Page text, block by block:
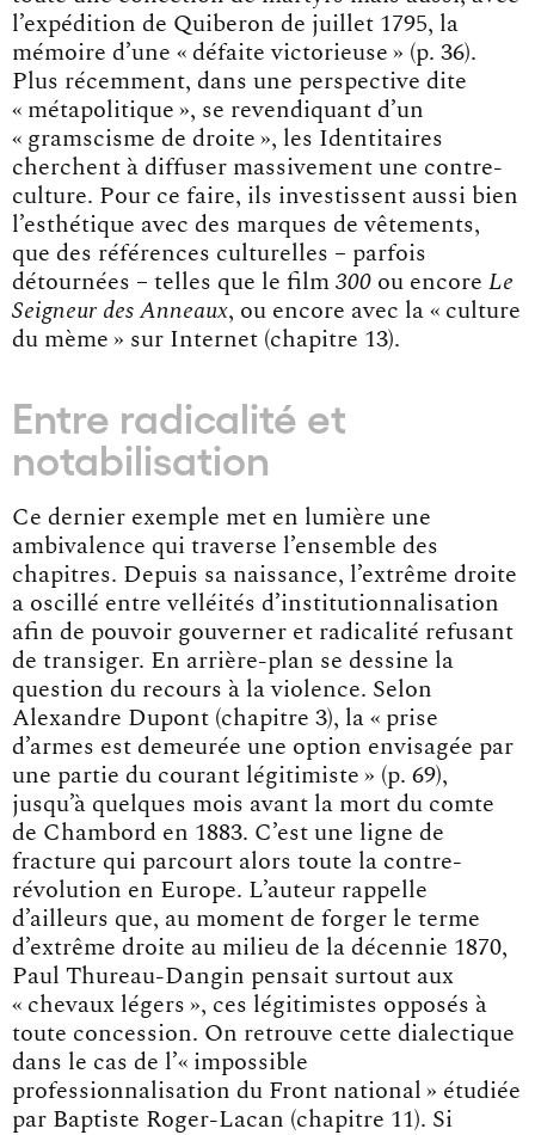
l’expédition de Quiberon de juillet 1795, la
mémoire d’une « défaite victorieuse » (p. 36).
Plus récemment, dans une perspective dite
« métapolitique », se revendiquant d’un
« gramscisme de droite », les Identitaires
cherchent à diffuser massivement une contre-
culture. Pour ce faire, ils investissent aussi bien
l’esthétique avec des marques de vêtements,
que des références culturelles – parfois
détournées – telles que le film 300 ou encore Le
Seigneur des Anneaux, ou encore avec la « culture
du mème » sur Internet (chapitre 13).
Entre radicalité et
notabilisation
Ce dernier exemple met en lumière une
ambivalence qui traverse l’ensemble des
chapitres. Depuis sa naissance, l’extrême droite
a oscillé entre velléités d’institutionnalisation
afin de pouvoir gouverner et radicalité refusant
de transiger. En arrière-plan se dessine la
question du recours à la violence. Selon
Alexandre Dupont (chapitre 3), la « prise
d’armes est demeurée une option envisagée par
une partie du courant légitimiste » (p. 69),
jusqu’à quelques mois avant la mort du comte
de Chambord en 1883. C’est une ligne de
fracture qui parcourt alors toute la contre-
révolution en Europe. L’auteur rappelle
d’ailleurs que, au moment de forger le terme
d’extrême droite au milieu de la décennie 1870,
Paul Thureau-Dangin pensait surtout aux
« chevaux légers », ces légitimistes opposés à
toute concession. On retrouve cette dialectique
dans le cas de l’« impossible
professionnalisation du Front national » étudiée
par Baptiste Roger-Lacan (chapitre 11). Si